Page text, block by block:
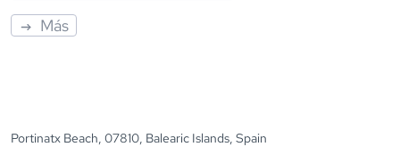
Más
Portinatx Beach, 07810, Balearic Islands, Spain